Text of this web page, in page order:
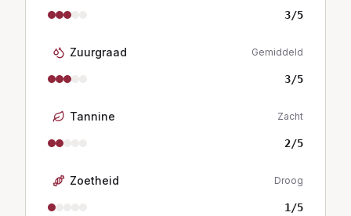
3/5
Zuurgraad Gemiddeld
3/5
Tannine Zacht
2/5
Zoetheid Droog
1 /5